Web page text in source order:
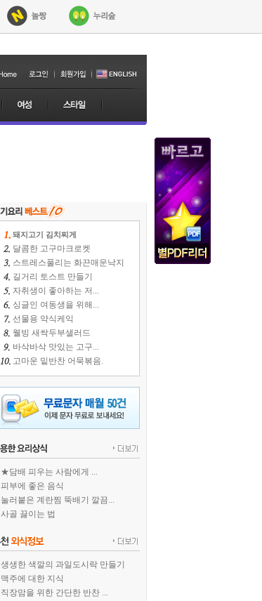
돼지고기 김치찌게
달콤한 고구마크로켓
스트레스풀리는 화끈매운낙지
길거리 토스트 만들기
자취생이 좋아하는 저...
싱글인 여동생을 위해...
선물용 약식케익
웰빙 새싹두부샐러드
바삭바삭 맛있는 고구...
고마운 밑반찬 어묵볶음.
★담배 피우는 사람에게 ...
피부에 좋은 음식
눌러붙은 계란찜 뚝배기 깔끔...
사골 끓이는 법
생생한 색깔의 과일도시락 만들기
맥주에 대한 지식
직장맘을 위한 간단한 반찬 ...